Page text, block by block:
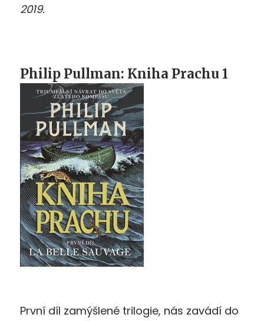
2019.
Philip Pullman: Kniha Prachu 1
První díl zamýšlené trilogie, nás zavádí do